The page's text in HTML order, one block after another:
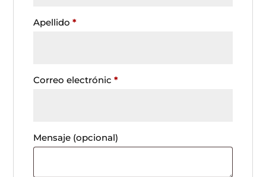
Apellido*
Correo electrónic*
Mensaje (opcional)